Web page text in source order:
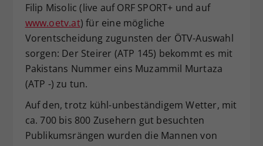
Filip Misolic (live auf ORF SPORT+ und auf
www.oetv.at) für eine mögliche
Vorentscheidung zugunsten der ÖTV-Auswahl
sorgen: Der Steirer (ATP 145) bekommt es mit
Pakistans Nummer eins Muzammil Murtaza
(ATP -) zu tun.
Auf den, trotz kühl-unbeständigem Wetter, mit
ca. 700 bis 800 Zusehern gut besuchten
Publikumsrängen wurden die Mannen von